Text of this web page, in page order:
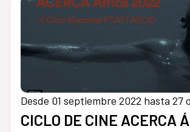
Desde 01 septiembre 2022 hasta 27
CICLO DE CINE ACERCA